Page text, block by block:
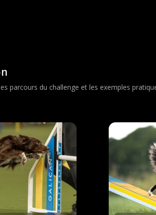
parcours du challenge et les exemples